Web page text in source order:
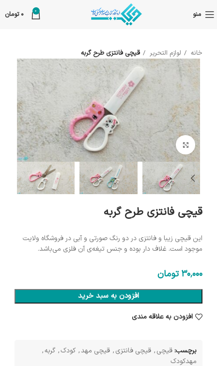
منو 0
0 تومان
خانه لوازم التحریر قیچی فانتزی طرح گربه
بزرگنمایی تصویر
قیچی فانتزی طرح گربه
این قیچی زیبا و فانتزی در دو رنگ صورتی و آبی در فروشگاه ولایت
موجود است. غلاف دار بوده و جنس تیغه‌ی آن فلزی می‌باشد.
30٬000 تومان
افزودن به سبد خرید
افزودن به علاقه مندی
برچسب:قیچی, قیچی فانتزی, قیچی مهد, کودک, گربه,
مهدکودک